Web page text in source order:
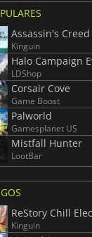
6.75
Kinguin
Halo Campaign
LDShop
Corsair Cove
Game Boost
Palworld
Gamesplanet US
Mistfall Hunter
LootBar
ReStory Chill
Kinguin